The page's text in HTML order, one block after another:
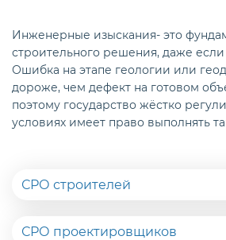
Инженерные изыскания- это
строительного решения, даже если
Ошибка на этапе геологии или
дороже, чем дефект на готовом
поэтому государство жёстко
условиях имеет право выполнять
СРО строителей
СРО проектировщиков